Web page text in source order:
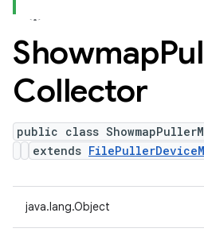
Showmap
Collector
public class
extends
java.lang.Object